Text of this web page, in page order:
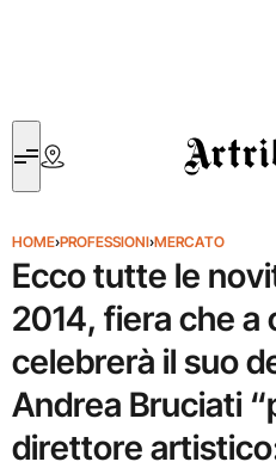
Artribune
HOME›PROFESSIONI›MERCATO
Ecco tutte le
2014, fiera che a
celebrerà il suo
Andrea Bruciati
direttore